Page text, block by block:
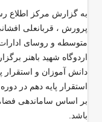
به گزارش مركز اطلاع
پرورش ، قربانعلی
متوسطه و روسای
اردوگاه شهید باهنر
دانش آموزان و استقرار
بر اساس ساماندهی
باشد